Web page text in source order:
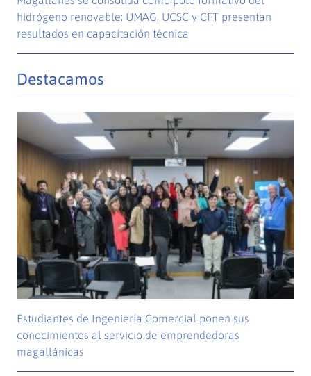
hidrógeno renovable: UMAG, UCSC y CFT presentan
resultados en capacitación técnica
Destacamos
Estudiantes de Ingeniería Comercial ponen sus
conocimientos al servicio de emprendedoras
magallánicas